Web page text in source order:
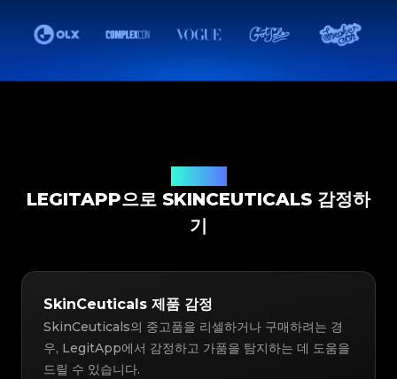
LEGITAPP으로 SKINCEUTICALS 감정하
기
SkinCeuticals 제품 감정
SkinCeuticals의 중고품을 리셀하거나 구매하려는 경
우, LegitApp에서 감정하고 가품을 탐지하는 데 도움을
드릴 수 있습니다.